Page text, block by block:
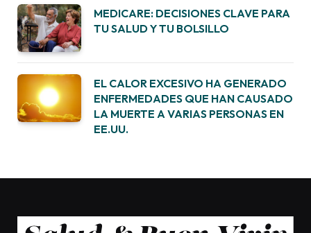
MEDICARE: DECISIONES CLAVE PARA
TU SALUD Y TU BOLSILLO
EL CALOR EXCESIVO HA GENERADO
ENFERMEDADES QUE HAN CAUSADO
LA MUERTE A VARIAS PERSONAS EN
EE.UU.